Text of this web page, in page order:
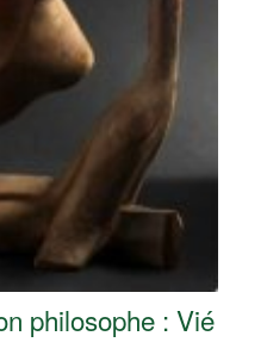
philosophe : Vié